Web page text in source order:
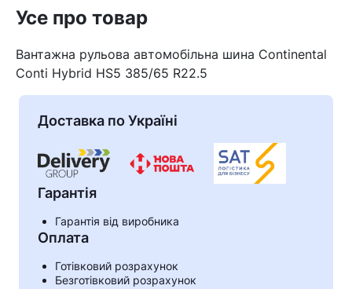
Кошик
У кошику немає товарів.
Усе про товар
Вантажна рульова автомобільна шина Continental
Conti Hybrid HS5 385/65 R22.5
Доставка по Україні
Гарантія
Гарантія від виробника
Оплата
Готівковий розрахунок
Безготівковий розрахунок